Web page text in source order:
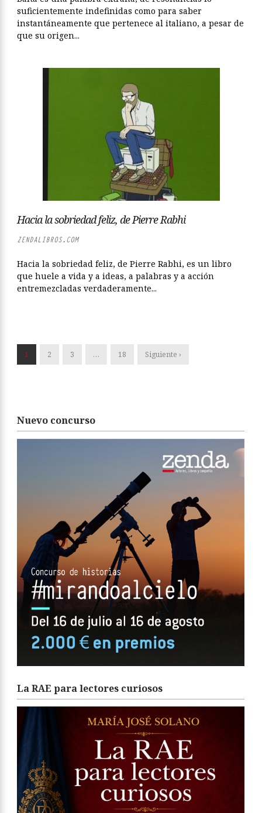
suficientemente indefinidas como para saber
instantáneamente que pertenece al italiano, a pesar de
que su origen...
Hacia la sobriedad feliz, de Pierre Rabhi
ZENDALIBROS.COM
Hacia la sobriedad feliz, de Pierre Rabhi, es un libro
que huele a vida y a ideas, a palabras y a acción
entremezcladas verdaderamente...
1 2 3 … 18 Siguiente ›
Nuevo concurso
La RAE para lectores curiosos